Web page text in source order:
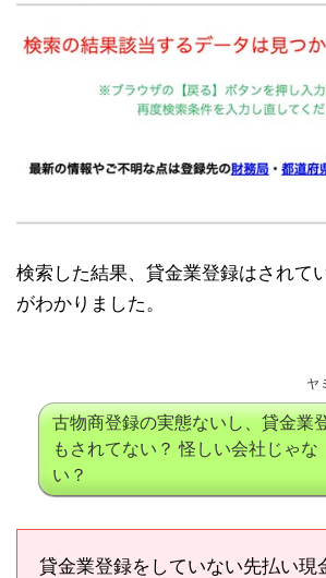
検索した結果、貸金業登録はされて
がわかりました。
ヤ
古物商登録の実態ないし、貸金業
もされてない？ 怪しい会社じゃな
い？
貸金業登録をしていない先払い現